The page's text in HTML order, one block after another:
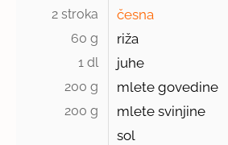
2 stroka česna
60 g riža
1 dl juhe
200 g mlete govedine
200 g
mlete svinjine
sol